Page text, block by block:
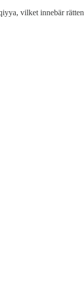
vilket innebär